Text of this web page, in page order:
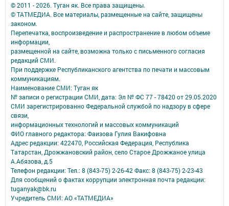
© 2011 - 2026. Туган як. Все права защищены.
© ТАТМЕДИА. Все материалы, размещенные на сайте, защищены
законом.
Перепечатка, воспроизведение и распространение в любом объеме
информации,
размещенной на сайте, возможна только с письменного согласия
редакций СМИ.
При поддержке Республиканского агентства по печати и массовым
коммуникациям.
Наименование СМИ: Туган як
№ записи о регистрации СМИ, дата: Эл № ФС 77 - 78420 от 29.05.2020
СМИ зарегистрированно Федеральной службой по надзору в сфере
связи,
информационных технологий и массовых коммуникаций
ФИО главного редактора: Фаизова Гулия Вакифовна
Адрес редакции: 422470, Российская Федерация, Республика
Татарстан, Дрожжановский район, село Старое Дрожжаное улица
А.Абязова, д.5
Телефон редакции: Тел.: 8 (843-75) 2-26-42 Факс: 8 (843-75) 2-23-43
Для сообщений о фактах коррупции электронная почта редакции:
tuganyak@bk.ru
Учредитель СМИ: АО «ТАТМЕДИА»